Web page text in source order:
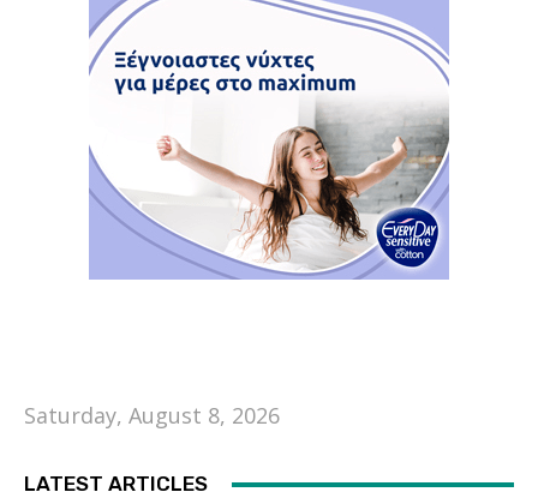
Saturday, August 8, 2026
LATEST ARTICLES